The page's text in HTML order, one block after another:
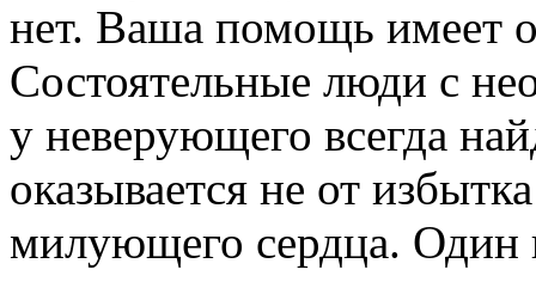
нет. Ваша помощь имеет
Состоятельные люди с
у неверующего всегда
оказывается не от
милующего сердца. Один